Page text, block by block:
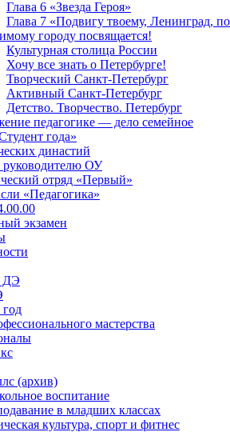
Глава 6 «Звезда Героя»
Глава 7 «Подвигу твоему, Ленинград,
городу посвящается!
Культурная столица России
Хочу все знать о Петербурге!
Творческий Санкт-Петербург
Активный Санкт-Петербург
Детство. Творчество. Петербург
педагогике — дело семейное
года»
династий
руководителю ОУ
отряд «Первый»
«Педагогика»
экзамен
ДЭ
год
мастерства
(архив)
воспитание
в младших классах
культура, спорт и фитнес